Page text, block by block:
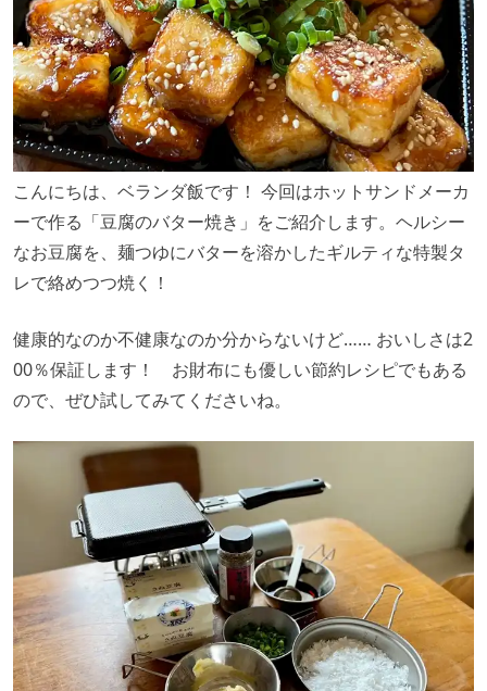
こんにちは、ベランダ飯です！ 今回はホットサンドメーカ
ーで作る「豆腐のバター焼き」をご紹介します。ヘルシー
なお豆腐を、麺つゆにバターを溶かしたギルティな特製タ
レで絡めつつ焼く！
健康的なのか不健康なのか分からないけど…… おいしさは2
00％保証します！ お財布にも優しい節約レシピでもある
ので、ぜひ試してみてくださいね。